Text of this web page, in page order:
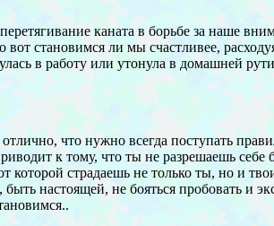
каната в борьбе за наше
становимся ли мы счастливее,
в работу или утонула в домашней
что нужно всегда поступать
к тому, что ты не разрешаешь
которой страдаешь не только ты, но и
быть настоящей, не бояться пробовать